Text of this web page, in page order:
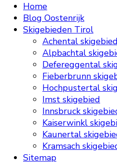
Home
Blog Oostenrijk
Skigebieden Tirol
Achental skigebied
Alpbachtal
Defereggental
Fieberbrunn
Hochpustertal
Imst skigebied
Innsbruck
Kaiserwinkl
Kaunertal
Kramsach
Sitemap